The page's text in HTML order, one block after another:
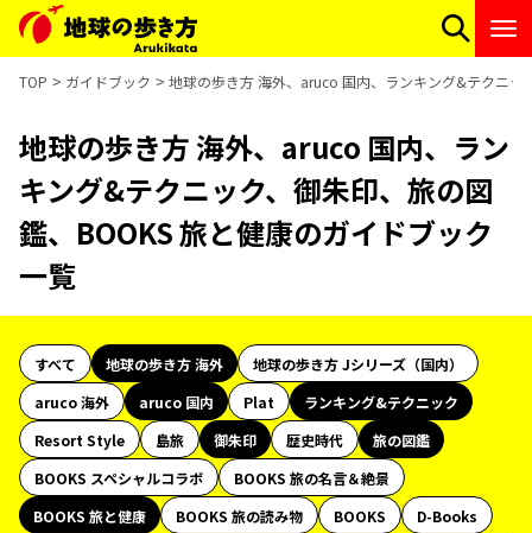
TOP ガイドブック 地球の歩き方 海外、aruco 国内、ランキング&テクニッ
地球の歩き方 海外、aruco 国内、ラン
キング&テクニック、御朱印、旅の図
鑑、BOOKS 旅と健康のガイドブック
一覧
すべて 地球の歩き方 海外
地球の歩き方 Jシリーズ（国内）
aruco 海外
aruco 国内 Plat
ランキング&テクニック
Resort Style
島旅 御朱印 歴史時代
旅の図鑑
BOOKS スペシャルコラボ
BOOKS 旅の名言＆絶景
BOOKS 旅と健康
BOOKS 旅の読み物 BOOKS
D-Books